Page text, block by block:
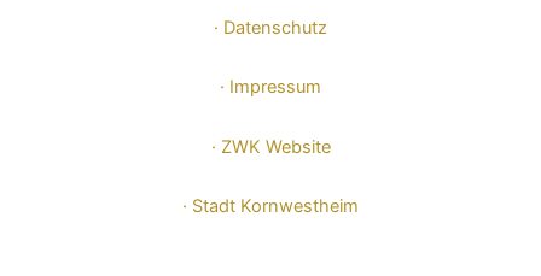
· Datenschutz
· Impressum
· ZWK Website
· Stadt Kornwestheim